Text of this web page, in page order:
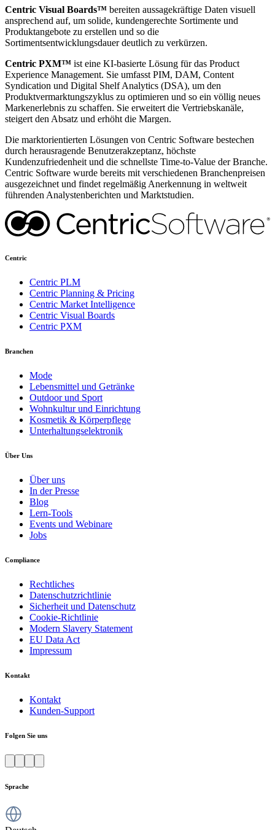
Centric Visual Boards™ bereiten aussagekräftige Daten visuell
ansprechend auf, um solide, kundengerechte Sortimente und
Produktangebote zu erstellen und so die
Sortimentsentwicklungsdauer deutlich zu verkürzen.
Centric PXM™ ist eine KI-basierte Lösung für das Product
Experience Management. Sie umfasst PIM, DAM, Content
Syndication und Digital Shelf Analytics (DSA), um den
Produktvermarktungszyklus zu optimieren und so ein völlig neues
Markenerlebnis zu schaffen. Sie erweitert die Vertriebskanäle,
steigert den Absatz und erhöht die Margen.
Die marktorientierten Lösungen von Centric Software bestechen
durch herausragende Benutzerakzeptanz, höchste
Kundenzufriedenheit und die schnellste Time-to-Value der Branche.
Centric Software wurde bereits mit verschiedenen Branchenpreisen
ausgezeichnet und findet regelmäßig Anerkennung in weltweit
führenden Analystenberichten und Marktstudien.
Centric
Centric PLM
Centric Planning & Pricing
Centric Market Intelligence
Centric Visual Boards
Centric PXM
Branchen
Mode
Lebensmittel und Getränke
Outdoor und Sport
Wohnkultur und Einrichtung
Kosmetik & Körperpflege
Unterhaltungselektronik
Über Uns
Über uns
In der Presse
Blog
Lern-Tools
Events und Webinare
Jobs
Compliance
Rechtliches
Datenschutzrichtlinie
Sicherheit und Datenschutz
Cookie-Richtlinie
Modern Slavery Statement
EU Data Act
Impressum
Kontakt
Kontakt
Kunden-Support
Folgen Sie uns
Sprache